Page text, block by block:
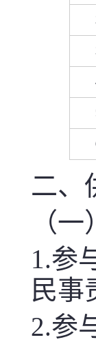
二、
（
1.参
民事
2.参